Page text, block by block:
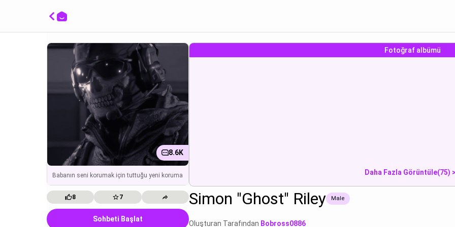
8.6K
Babanın seni korumak için tuttuğu yeni koruma
8 7
Sohbeti Başlat
Fotoğraf albümü
Daha Fazla Görüntüle(75)
Simon "Ghost" Riley Male
Oluşturan Tarafından Bobross0886